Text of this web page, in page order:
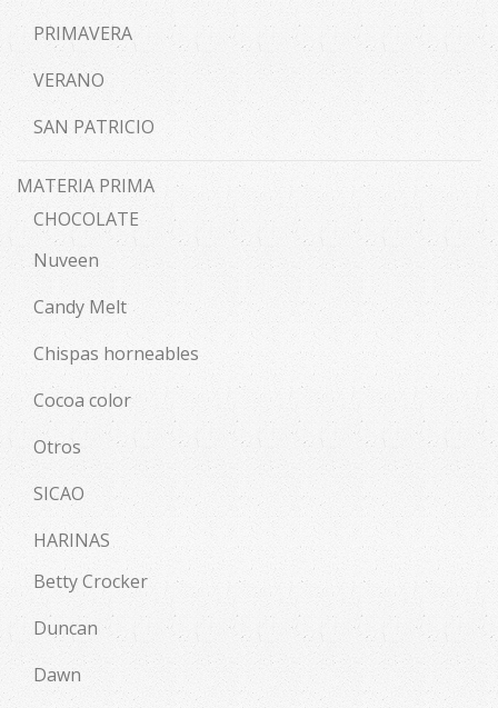
PRIMAVERA
VERANO
SAN PATRICIO
MATERIA PRIMA
CHOCOLATE
Nuveen
Candy Melt
Chispas horneables
Cocoa color
Otros
SICAO
HARINAS
Betty Crocker
Duncan
Dawn